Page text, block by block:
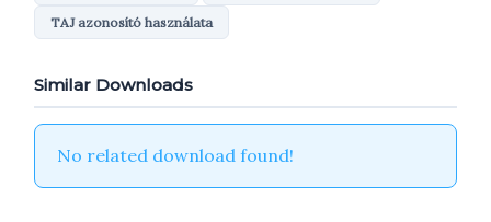
TAJ azonosító használata
Similar Downloads
No related download found!